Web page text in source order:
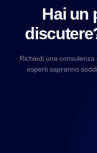
Hai un
Richiedi una
esperti sapranno